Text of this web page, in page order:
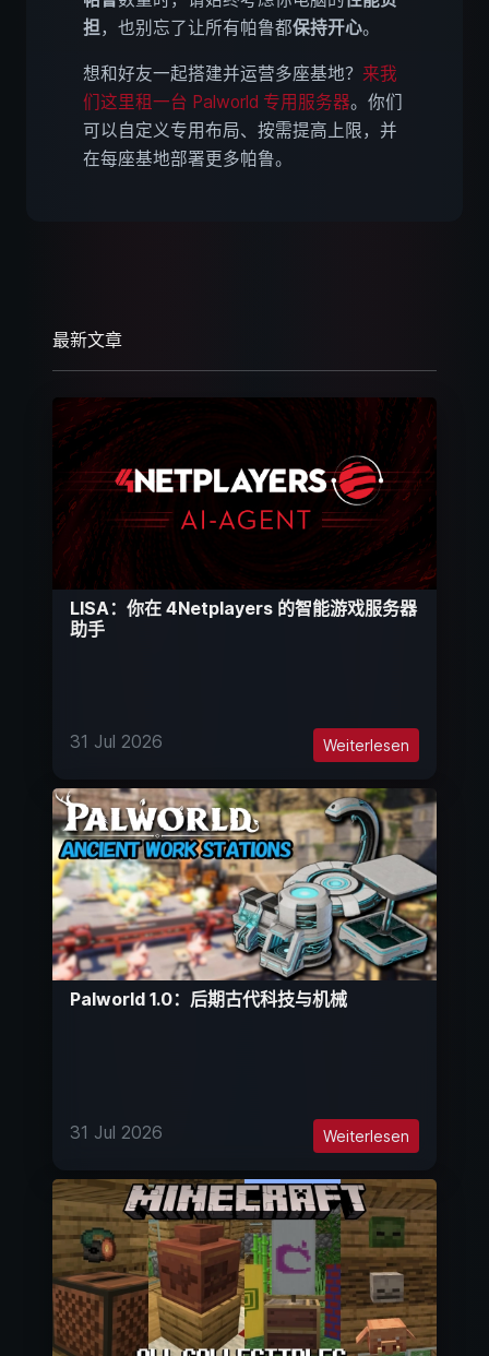
担，也别忘了让所有帕鲁都保持开心。
想和好友一起搭建并运营多座基地？ 来我
们这里租一台 Palworld 专用服务器。你们
可以自定义专用布局、按需提高上限，并
在每座基地部署更多帕鲁。
最新文章
LISA：你在 4Netplayers 的智能游戏服务器
助手
31 Jul 2026 Weiterlesen
Palworld 1.0：后期古代科技与机械
31 Jul 2026 Weiterlesen